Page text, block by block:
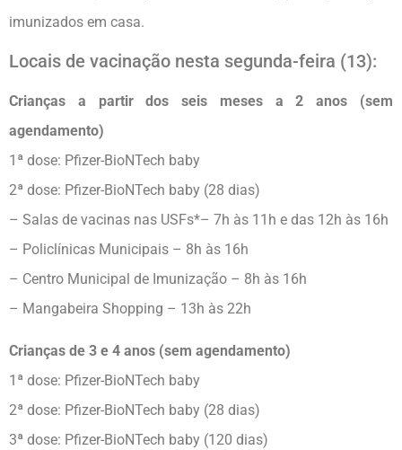
imunizados em casa.
Locais de vacinação nesta segunda-feira (13):
Crianças a partir dos seis meses a 2 anos (sem
agendamento)
1ª dose: Pfizer-BioNTech baby
2ª dose: Pfizer-BioNTech baby (28 dias)
– Salas de vacinas nas USFs*– 7h às 11h e das 12h às 16h
– Policlínicas Municipais – 8h às 16h
– Centro Municipal de Imunização – 8h às 16h
– Mangabeira Shopping – 13h às 22h
Crianças de 3 e 4 anos (sem agendamento)
1ª dose: Pfizer-BioNTech baby
2ª dose: Pfizer-BioNTech baby (28 dias)
3ª dose: Pfizer-BioNTech baby (120 dias)